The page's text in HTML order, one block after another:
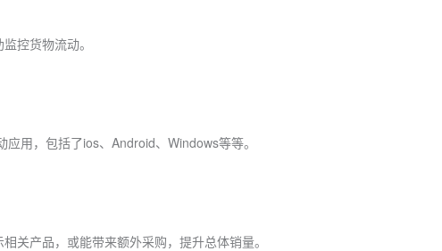
控货物流动。
用，包括了ios、Android、Windows等等。
关产品，或能带来额外采购，提升总体销量。